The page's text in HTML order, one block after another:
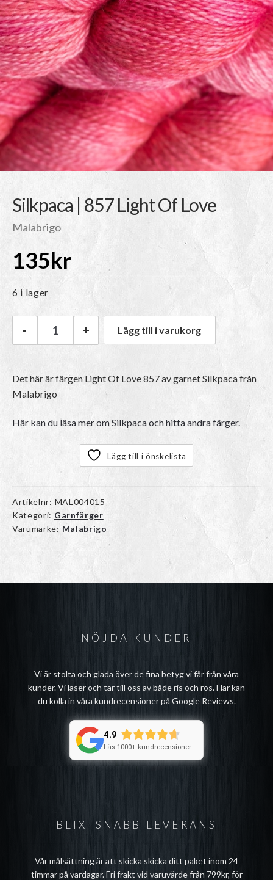
Silkpaca | 857 Light Of Love
Malabrigo
135kr
6 i lager
Malabrigo Silkpaca | 857 Light Of Love mängd
- + Lägg till i varukorg
Det här är färgen Light Of Love 857av garnetSilkpacafrån
Malabrigo
Här kan du läsa mer om Silkpaca och hitta andra färger.
Lägg till i önskelista
Artikelnr: MAL004015
Kategori: Garnfärger
Varumärke: Malabrigo
BLIXTSNABB LEVERANS
Vår målsättning är att skicka skicka ditt paket inom 24
timmar på vardagar. Fri frakt vid varuvärde från 799kr, för
NÖJDA KUNDER
Vi är stolta och glada över de fina betyg vi får från våra
kunder. Vi läser och tar till oss av både ris och ros. Här kan
du kolla in våra kundrecensioner på Google Reviews.
4.9
Läs 1000+ kundrecensioner